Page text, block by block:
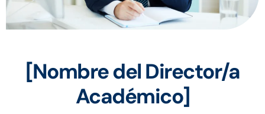
[Nombre del Director/a
Académico]